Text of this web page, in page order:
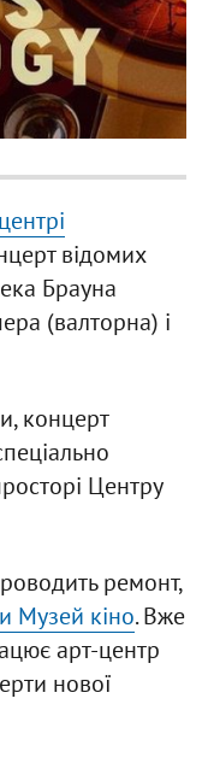
відомих
Брауна
(валторна) і
концерт
Центру
ремонт,
Музей кіно. Вже
арт-центр
нової